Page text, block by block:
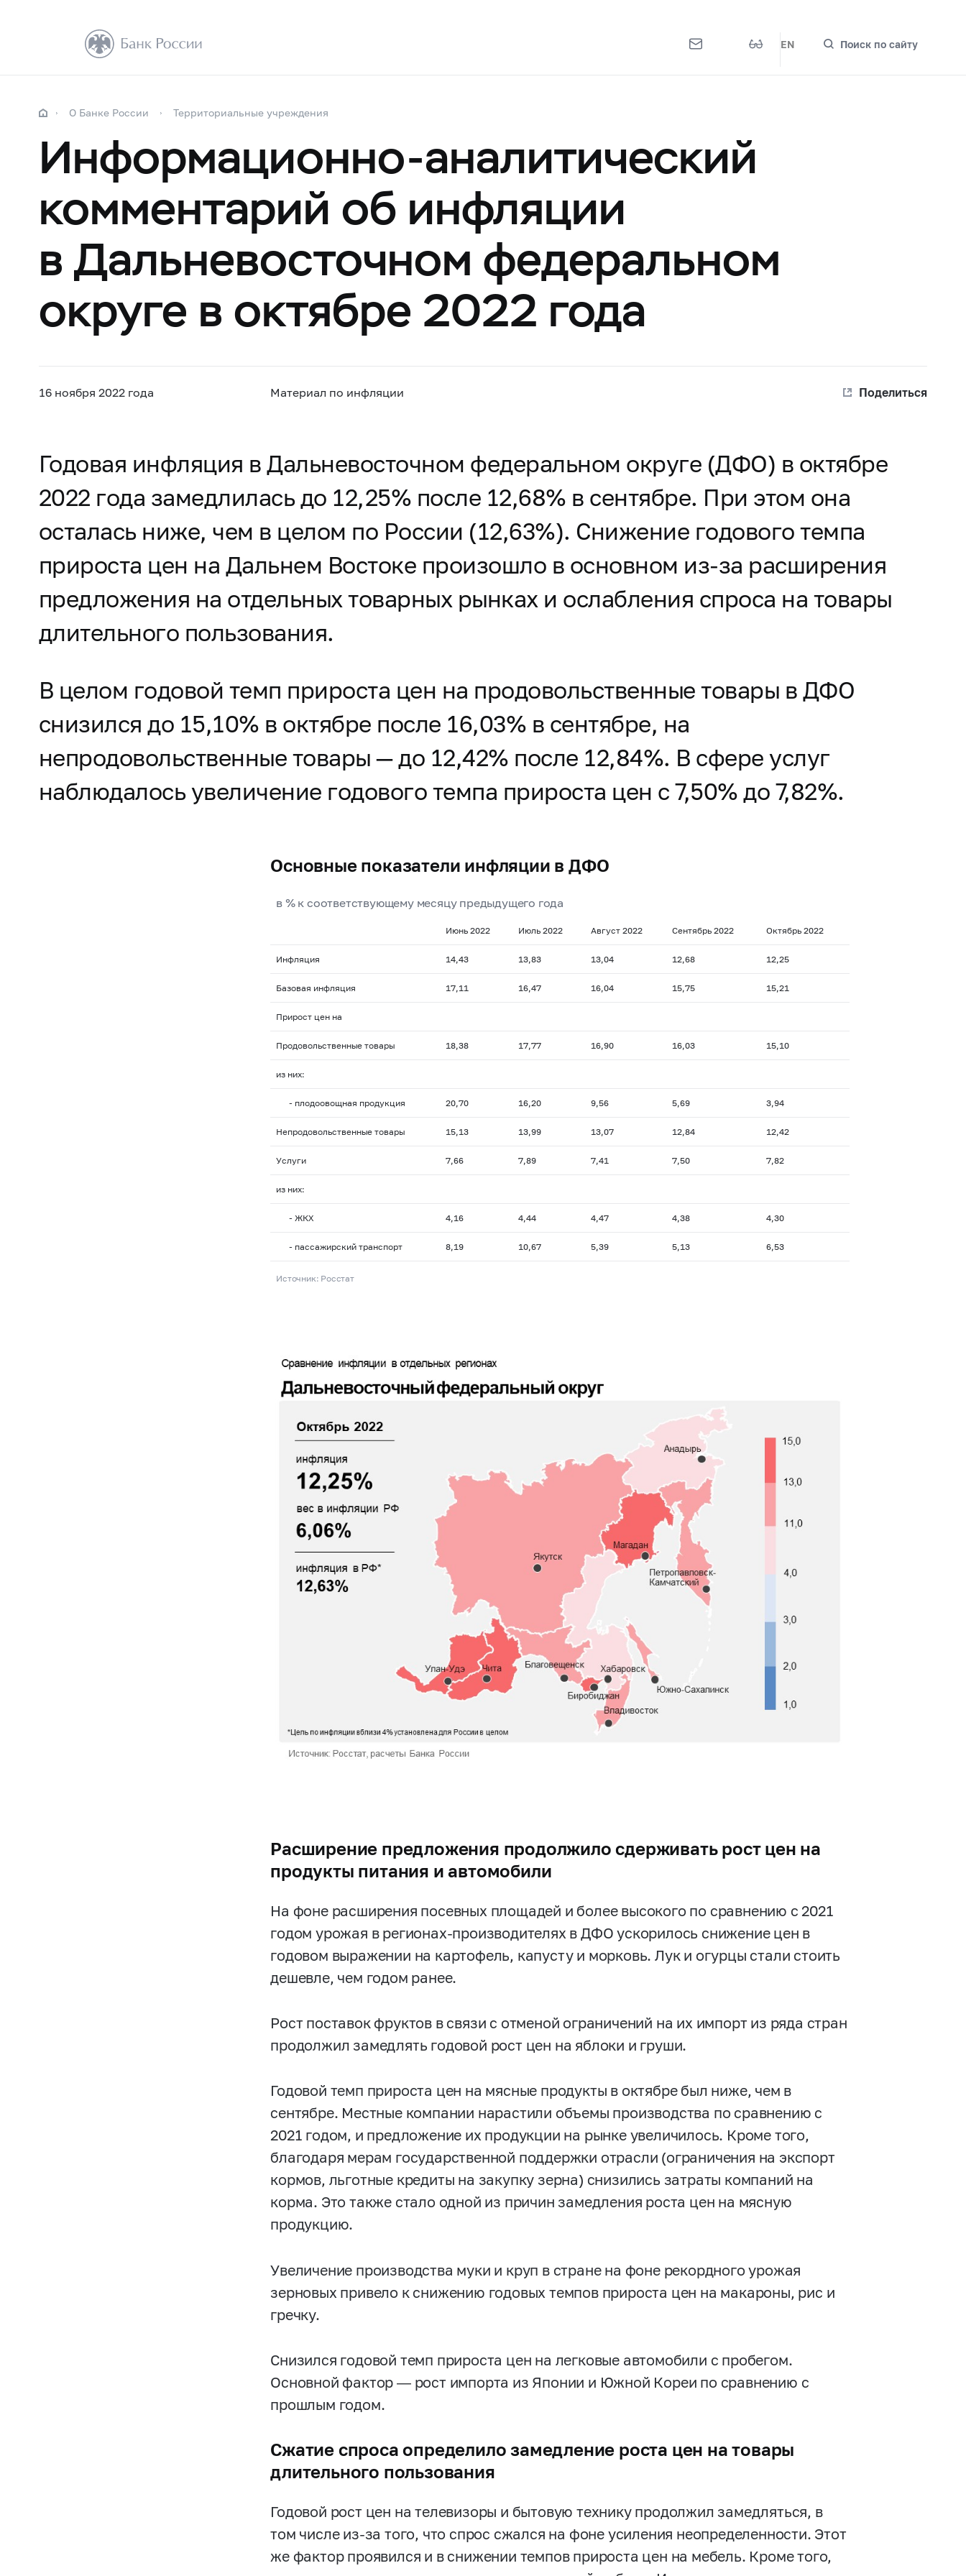
EN Поиск по сайту
О Банке России Территориальные учреждения
Информационно-аналитический
комментарий об инфляции
в Дальневосточном федеральном
округе в октябре 2022 года
16 ноября 2022 года Материал по инфляции Поделиться
Годовая инфляция в Дальневосточном федеральном округе (ДФО) в октябре
2022 года замедлилась до 12,25% после 12,68% в сентябре. При этом она
осталась ниже, чем в целом по России (12,63%). Снижение годового темпа
прироста цен на Дальнем Востоке произошло в основном из-за расширения
предложения на отдельных товарных рынках и ослабления спроса на товары
длительного пользования.
В целом годовой темп прироста цен на продовольственные товары в ДФО
снизился до 15,10% в октябре после 16,03% в сентябре, на
непродовольственные товары — до 12,42% после 12,84%. В сфере услуг
наблюдалось увеличение годового темпа прироста цен с 7,50% до 7,82%.
Основные показатели инфляции в ДФО
в % к соответствующему месяцу предыдущего года
Июнь 2022 Июль 2022 Август 2022 Сентябрь 2022 Октябрь 2022
Инфляция 14,43 13,83 13,04 12,68 12,25
Базовая инфляция 17,11 16,47 16,04 15,75 15,21
Прирост цен на
Продовольственные товары 18,38 17,77 16,90 16,03 15,10
из них:
- плодоовощная продукция 20,70 16,20 9,56 5,69 3,94
Непродовольственные товары 15,13 13,99 13,07 12,84 12,42
Услуги 7,66 7,89 7,41 7,50 7,82
из них:
- ЖКХ 4,16 4,44 4,47 4,38 4,30
- пассажирский транспорт 8,19 10,67 5,39 5,13 6,53
Источник: Росстат
Расширение предложения продолжило сдерживать рост цен на
продукты питания и автомобили
На фоне расширения посевных площадей и более высокого по сравнению с 2021
годом урожая в регионах-производителях в ДФО ускорилось снижение цен в
годовом выражении на картофель, капусту и морковь. Лук и огурцы стали стоить
дешевле, чем годом ранее.
Рост поставок фруктов в связи с отменой ограничений на их импорт из ряда стран
продолжил замедлять годовой рост цен на яблоки и груши.
Годовой темп прироста цен на мясные продукты в октябре был ниже, чем в
сентябре. Местные компании нарастили объемы производства по сравнению с
2021 годом, и предложение их продукции на рынке увеличилось. Кроме того,
благодаря мерам государственной поддержки отрасли (ограничения на экспорт
кормов, льготные кредиты на закупку зерна) снизились затраты компаний на
корма. Это также стало одной из причин замедления роста цен на мясную
продукцию.
Увеличение производства муки и круп в стране на фоне рекордного урожая
зерновых привело к снижению годовых темпов прироста цен на макароны, рис и
гречку.
Снизился годовой темп прироста цен на легковые автомобили с пробегом.
Основной фактор ― рост импорта из Японии и Южной Кореи по сравнению с
прошлым годом.
Сжатие спроса определило замедление роста цен на товары
длительного пользования
Годовой рост цен на телевизоры и бытовую технику продолжил замедляться, в
том числе из-за того, что спрос сжался на фоне усиления неопределенности. Этот
же фактор проявился и в снижении темпов прироста цен на мебель. Кроме того,